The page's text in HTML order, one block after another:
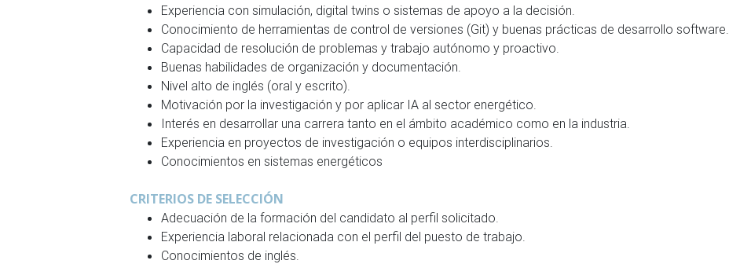
Experiencia con simulación, digital twins o sistemas de apoyo a la decisión.
Conocimiento de herramientas de control de versiones (Git) y buenas prácticas de desarrollo software.
Capacidad de resolución de problemas y trabajo autónomo y proactivo.
Buenas habilidades de organización y documentación.
Nivel alto de inglés (oral y escrito).
Motivación por la investigación y por aplicar IA al sector energético.
Interés en desarrollar una carrera tanto en el ámbito académico como en la industria.
Experiencia en proyectos de investigación o equipos interdisciplinarios.
Conocimientos en sistemas energéticos
CRITERIOS DE SELECCIÓN
Adecuación de la formación del candidato al perfil solicitado.
Experiencia laboral relacionada con el perfil del puesto de trabajo.
Conocimientos de inglés.